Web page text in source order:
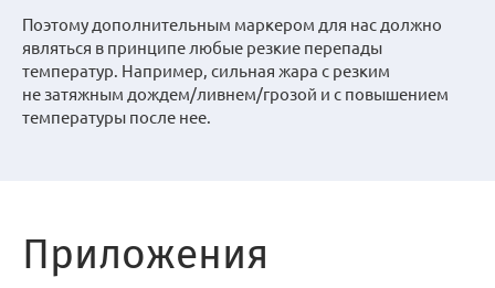
Поэтому дополнительным маркером для нас должно
являться в принципе любые резкие перепады
температур. Например, сильная жара с резким
не затяжным дождем/ливнем/грозой и с повышением
температуры после нее.
Приложения